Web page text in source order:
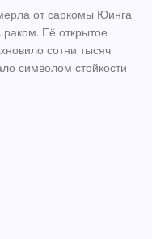
от саркомы Юинга
Её открытое
сотни тысяч
символом стойкости